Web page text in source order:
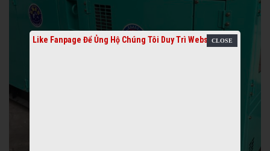
Like Fanpage Để Ủng Hộ Chúng Tôi Duy Trì Website